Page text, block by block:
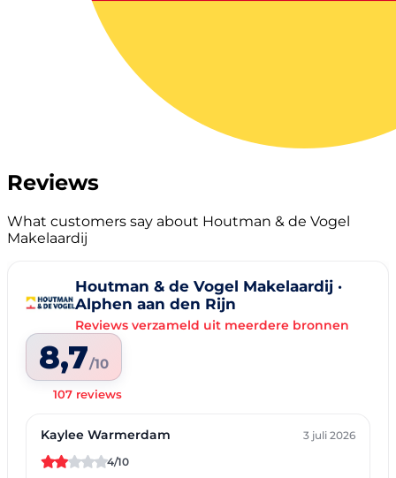
Reviews
What customers say about Houtman & de Vogel
Makelaardij